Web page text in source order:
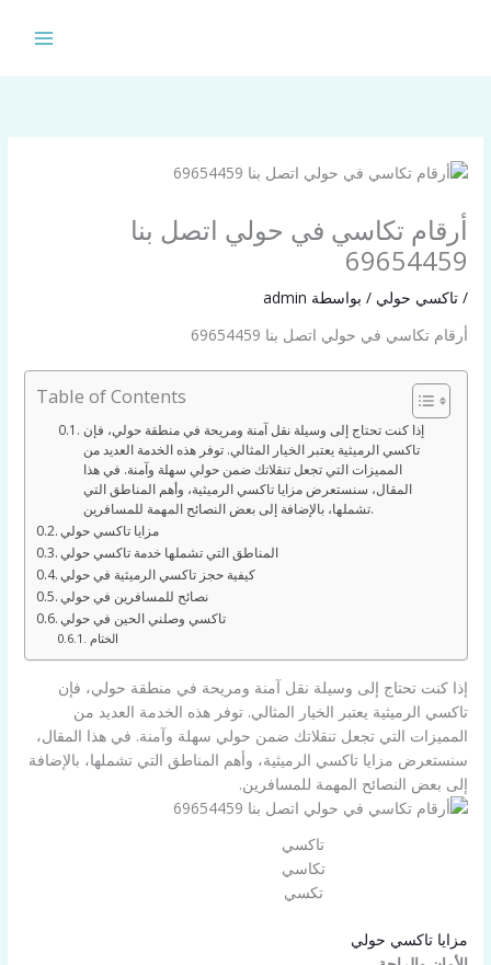
أرقام تكاسي في حولي اتصل بنا
69654459
/تاكسي حولي / بواسطة admin
أرقام تكاسي في حولي اتصل بنا 69654459
Table of Contents
إذا كنت تحتاج إلى وسيلة نقل آمنة ومريحة في منطقة حولي، فإن
تاكسي الرميثية يعتبر الخيار المثالي. توفر هذه الخدمة العديد من
المميزات التي تجعل تنقلاتك ضمن حولي سهلة وآمنة. في هذا
المقال، سنستعرض مزايا تاكسي الرميثية، وأهم المناطق التي
تشملها، بالإضافة إلى بعض النصائح المهمة للمسافرين.
مزايا تاكسي حولي
المناطق التي تشملها خدمة تاكسي حولي
نصائح للمسافرين في حولي
تاكسي وصلني الحين في حولي
الختام
إذا كنت تحتاج إلى وسيلة نقل آمنة ومريحة في منطقة حولي، فإن
تاكسي الرميثية يعتبر الخيار المثالي. توفر هذه الخدمة العديد من
المميزات التي تجعل تنقلاتك ضمن حولي سهلة وآمنة. في هذا المقال،
سنستعرض مزايا تاكسي الرميثية، وأهم المناطق التي تشملها، بالإضافة
إلى بعض النصائح المهمة للمسافرين.
تاكسي
تكاسي
تكسي
مزايا تاكسي حولي